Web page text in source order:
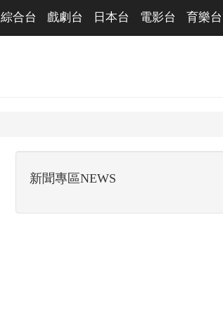
綜合台 戲劇台 日本台 電影台 育樂台
新聞專區NEWS